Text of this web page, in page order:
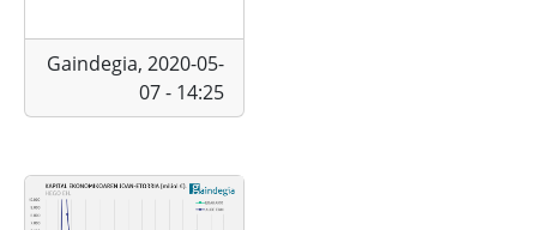
Gaindegia, 2020-05-
07 - 14:25